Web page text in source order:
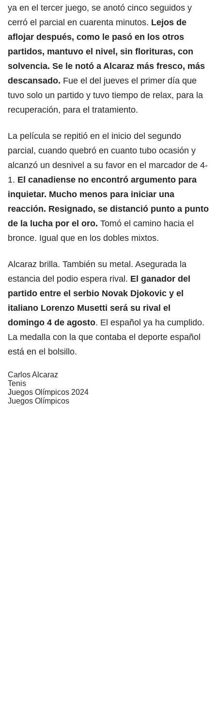
ya en el tercer juego, se anotó cinco seguidos y
cerró el parcial en cuarenta minutos. Lejos de
aflojar después, como le pasó en los otros
partidos, mantuvo el nivel, sin florituras, con
solvencia. Se le notó a Alcaraz más fresco, más
descansado. Fue el del jueves el primer día que
tuvo solo un partido y tuvo tiempo de relax, para la
recuperación, para el tratamiento.
La película se repitió en el inicio del segundo
parcial, cuando quebró en cuanto tubo ocasión y
alcanzó un desnivel a su favor en el marcador de 4-
1. El canadiense no encontró argumento para
inquietar. Mucho menos para iniciar una
reacción. Resignado, se distanció punto a punto
de la lucha por el oro. Tomó el camino hacia el
bronce. Igual que en los dobles mixtos.
Alcaraz brilla. También su metal. Asegurada la
estancia del podio espera rival. El ganador del
partido entre el serbio Novak Djokovic y el
italiano Lorenzo Musetti será su rival el
domingo 4 de agosto. El español ya ha cumplido.
La medalla con la que contaba el deporte español
está en el bolsillo.
Carlos Alcaraz
Tenis
Juegos Olímpicos 2024
Juegos Olímpicos